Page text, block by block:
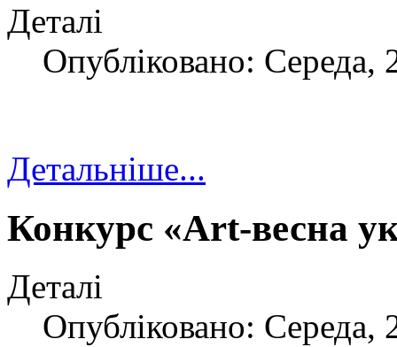
Деталі
Опубліковано: Середа,
Детальніше...
Конкурс «Art-весна
Деталі
Опубліковано: Середа,